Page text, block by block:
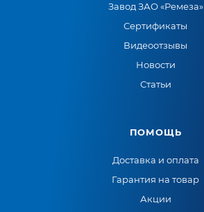
Завод ЗАО «Ремеза»
Сертификаты
Видеоотзывы
Новости
Статьи
ПОМОЩЬ
Доставка и оплата
Гарантия на товар
Акции